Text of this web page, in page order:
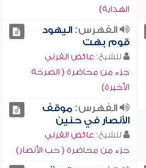
الهداية)
الفهرس:اليهود
قوم بهت
للشيخ: عائض القرني
جزء من محاضرة ( الصرخة
الأخيرة)
الفهرس:موقف
الأنصار في حنين
للشيخ: عائض القرني
جزء من محاضرة ( حب الأنصار)